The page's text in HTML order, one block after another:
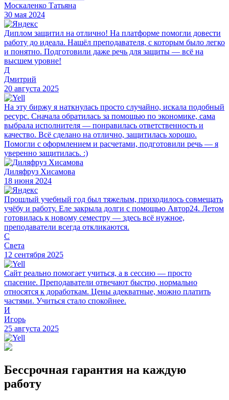
Москаленко Татьяна
30 мая 2024
Диплом защитил на отлично! На платформе помогли довести
работу до идеала. Нашёл преподавателя, с которым было легко
и понятно. Подготовили даже речь для защиты — всё на
высшем уровне!
Д
Дмитрий
20 августа 2025
На эту биржу я наткнулась просто случайно, искала подобный
ресурс. Сначала обратилась за помощью по экономике, сама
выбрала исполнителя — понравилась ответственность и
качество. Всё сделано на отлично, защитилась хорошо.
Помогли с оформлением и расчетами, подготовили речь — я
уверенно защитилась. :)
Диляфруз Хисамова
18 июня 2024
Прошлый учебный год был тяжелым, приходилось совмещать
учёбу и работу. Еле закрыла долги с помощью Автор24. Летом
готовилась к новому семестру — здесь всё нужное,
преподаватели всегда откликаются.
С
Света
12 сентября 2025
Сайт реально помогает учиться, а в сессию — просто
спасение. Преподаватели отвечают быстро, нормально
относятся к доработкам. Цены адекватные, можно платить
частями. Учиться стало спокойнее.
И
Игорь
25 августа 2025
Бессрочная гарантия на каждую
работу